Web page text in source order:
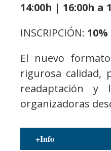
14:00h | 16:00h a
INSCRIPCIÓN:
El nuevo
rigurosa calidad,
readaptación y
organizadoras
+Info